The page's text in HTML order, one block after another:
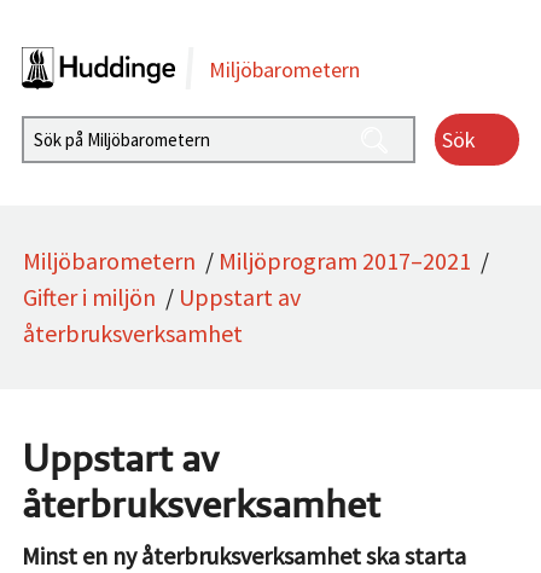
Miljöbarometern
Sök
Miljöbarometern / Miljöprogram 2017–2021 /
Gifter i miljön / Uppstart av
återbruksverksamhet
Uppstart av
återbruksverksamhet
Minst en ny återbruksverksamhet ska starta